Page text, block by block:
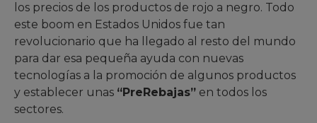
los precios de los productos de rojo a negro. Todo
este boom en Estados Unidos fue tan
revolucionario que ha llegado al resto del mundo
para dar esa pequeña ayuda con nuevas
tecnologías a la promoción de algunos productos
y establecer unas “PreRebajas” en todos los
sectores.